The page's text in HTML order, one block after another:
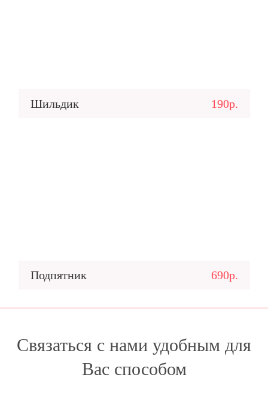
Шильдик 190р.
Подпятник 690р.
Связаться с нами удобным для
Вас способом